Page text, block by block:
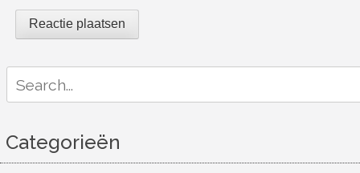
for:
Categorieën